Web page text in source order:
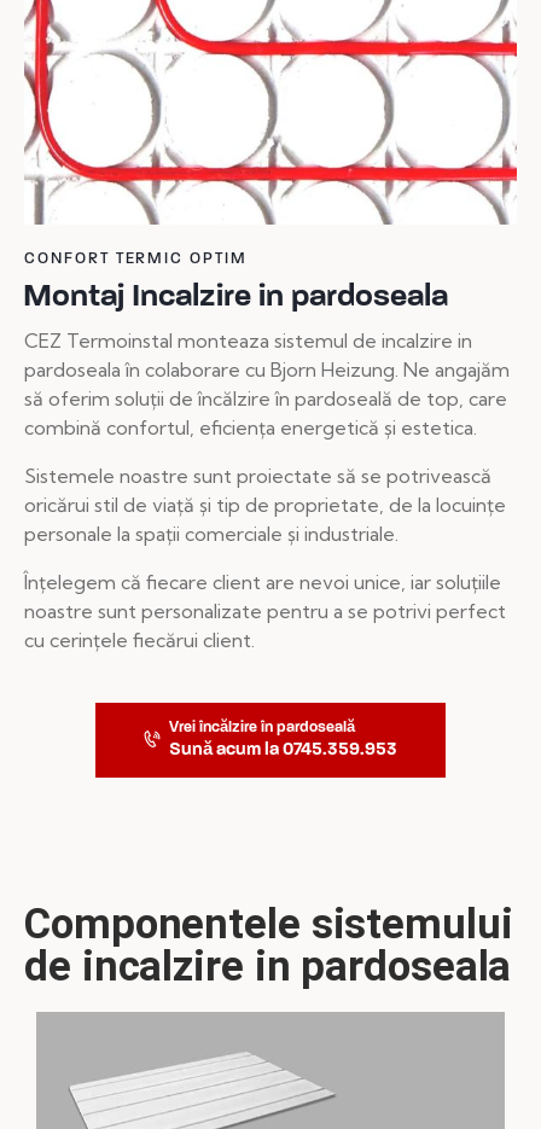
CONFORT TERMIC OPTIM
Montaj Incalzire in pardoseala
CEZ Termoinstal monteaza sistemul de incalzire in
pardoseala în colaborare cu Bjorn Heizung. Ne angajăm
să oferim soluții de încălzire în pardoseală de top, care
combină confortul, eficiența energetică și estetica.
Sistemele noastre sunt proiectate să se potrivească
oricărui stil de viață și tip de proprietate, de la locuințe
personale la spații comerciale și industriale.
Înțelegem că fiecare client are nevoi unice, iar soluțiile
noastre sunt personalizate pentru a se potrivi perfect
cu cerințele fiecărui client.
Vrei încălzire în pardoseală
Sună acum la 0745.359.953
Componentele sistemului
de incalzire in pardoseala